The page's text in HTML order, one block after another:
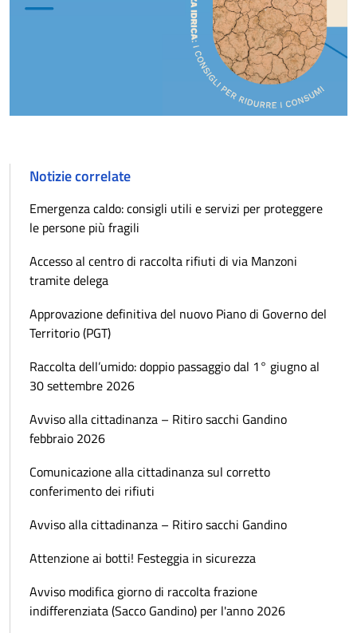
Notizie correlate
Emergenza caldo: consigli utili e servizi per proteggere
le persone più fragili
Accesso al centro di raccolta rifiuti di via Manzoni
tramite delega
Approvazione definitiva del nuovo Piano di Governo del
Territorio (PGT)
Raccolta dell’umido: doppio passaggio dal 1° giugno al
30 settembre 2026
Avviso alla cittadinanza – Ritiro sacchi Gandino
febbraio 2026
Comunicazione alla cittadinanza sul corretto
conferimento dei rifiuti
Avviso alla cittadinanza – Ritiro sacchi Gandino
Attenzione ai botti! Festeggia in sicurezza
Avviso modifica giorno di raccolta frazione
indifferenziata (Sacco Gandino) per l'anno 2026